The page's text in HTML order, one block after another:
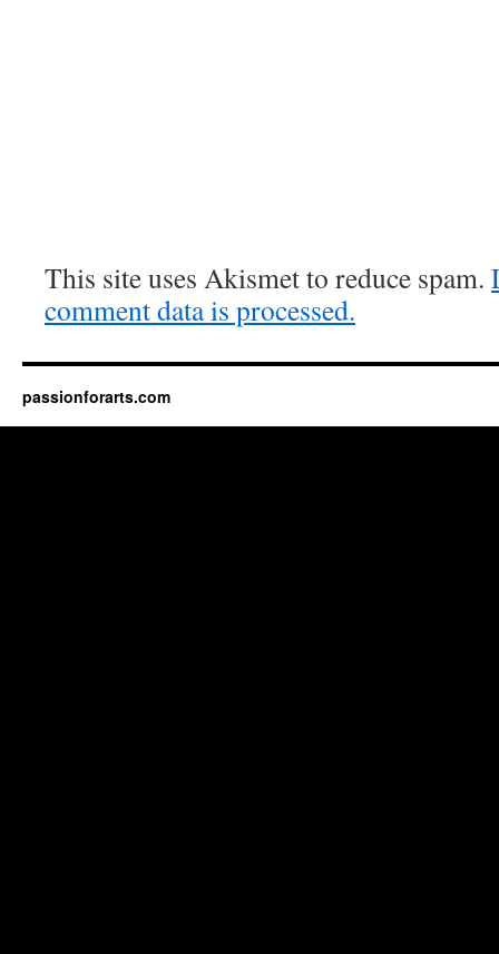
This site uses Akismet to reduce spam.
comment data is processed.
passionforarts.com